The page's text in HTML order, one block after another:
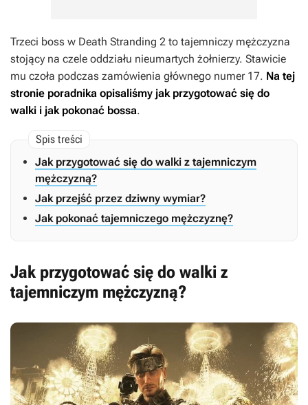
Trzeci boss w Death Stranding 2 to tajemniczy mężczyzna
stojący na czele oddziału nieumartych żołnierzy. Stawicie
mu czoła podczas zamówienia głównego numer 17. Na tej
stronie poradnika opisaliśmy jak przygotować się do
walki i jak pokonać bossa.
Jak przygotować się do walki z tajemniczym
mężczyzną?
Jak przejść przez dziwny wymiar?
Jak pokonać tajemniczego mężczyznę?
Jak przygotować się do walki z
tajemniczym mężczyzną?